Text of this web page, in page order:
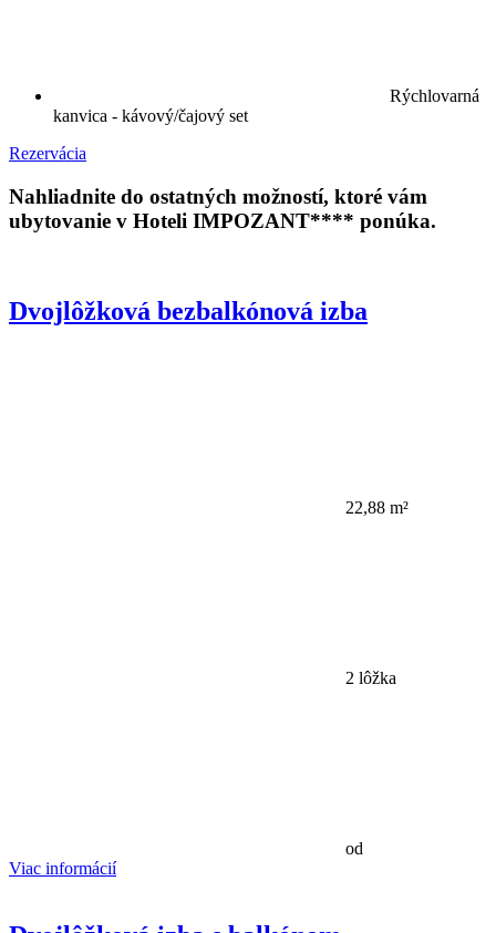
Rýchlovarná
kanvica - kávový/čajový set
Rezervácia
Nahliadnite do ostatných možností, ktoré vám
ubytovanie v Hoteli IMPOZANT**** ponúka.
Dvojlôžková bezbalkónová izba
22,88 m²
2 lôžka
od
Viac informácií